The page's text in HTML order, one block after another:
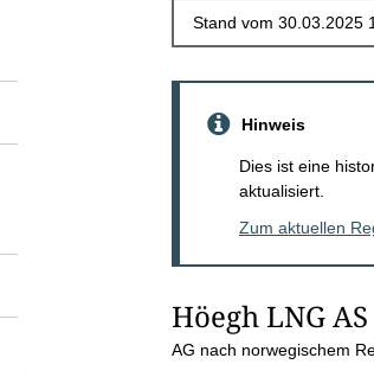
e
Hinweis
Dies ist eine
aktualisiert.
Zum aktuellen
Höegh LNG AS
AG nach norwegischem